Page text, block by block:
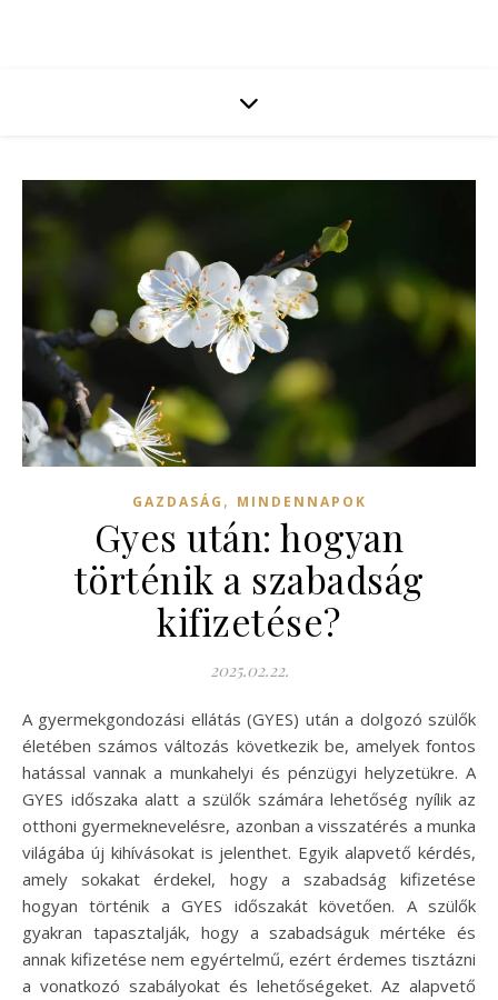
GAZDASÁG , MINDENNAPOK
Gyes után: hogyan
történik a szabadság
kifizetése?
2025.02.22.
A gyermekgondozási ellátás (GYES) után a dolgozó szülők
életében számos változás következik be, amelyek fontos
hatással vannak a munkahelyi és pénzügyi helyzetükre. A
GYES időszaka alatt a szülők számára lehetőség nyílik az
otthoni gyermeknevelésre, azonban a visszatérés a munka
világába új kihívásokat is jelenthet. Egyik alapvető kérdés,
amely sokakat érdekel, hogy a szabadság kifizetése
hogyan történik a GYES időszakát követően. A szülők
gyakran tapasztalják, hogy a szabadságuk mértéke és
annak kifizetése nem egyértelmű, ezért érdemes tisztázni
a vonatkozó szabályokat és lehetőségeket. Az alapvető